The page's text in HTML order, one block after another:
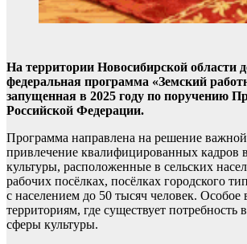
На территории Новосибирской области
федеральная программа «Земский
запущенная в 2025 году по поручению
Российской Федерации.
Программа направлена на решение
привлечение квалифицированных кадров
культуры, расположенные в сельских
рабочих посёлках, посёлках городского
с населением до 50 тысяч человек. Особое
территориям, где существует потребность
сферы культуры.